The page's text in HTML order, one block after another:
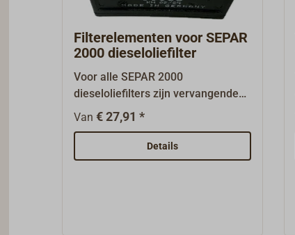
Filterelementen voor SEPAR
2000 dieseloliefilter
Voor alle SEPAR 2000
dieseloliefilters zijn vervangende
filterelementen verkrijgbaar.
Van € 27,91 *
Details